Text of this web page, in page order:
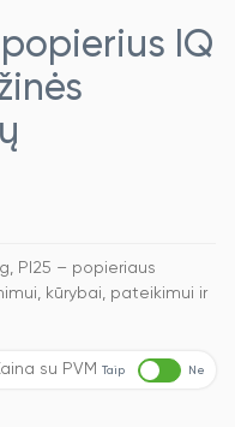
IQ
PI25 – popieriaus
kūrybai, pateikimui ir
su PVM Taip Ne